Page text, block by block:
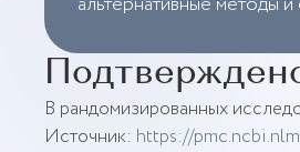
В рандомизированных
Источник: https://